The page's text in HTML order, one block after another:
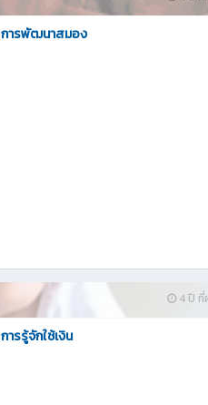
การพัฒนาสมอง
4 ปี ที่
การรู้จักใช้เงิน